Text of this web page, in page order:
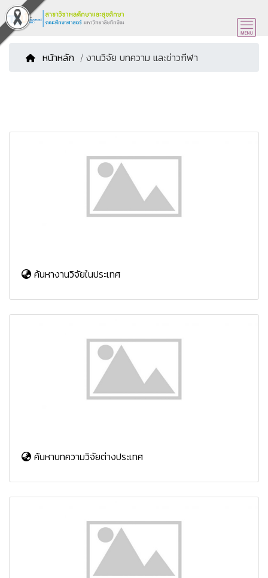
หน้าหลัก / งานวิจัย บทความ และข่าวกีฬา
ค้นหางานวิจัยในประเทศ
ค้นหาบทความวิจัยต่างประเทศ